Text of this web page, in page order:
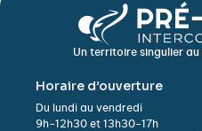
Un territoire singulier
Horaire d’ouverture
Du lundi au vendredi
9h-12h30 et 13h30-17h